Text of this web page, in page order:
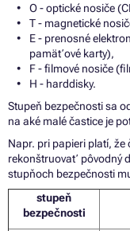
O - optické nosiče
T - magnetické
E - prenosné
pamäťové karty),
F - filmové nosiče
H - harddisky.
Stupeň bezpečnostisa
na aké malé častice je
Napr. pri papieri platí, že
rekonštruovať pôvodný
stupňoch bezpečnosti
stupeň
bezpečnosti